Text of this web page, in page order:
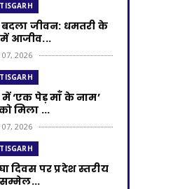
जीवन: धमतरी के
में आजीव...
2026
‘एक पेड़ माँ के नाम’
मिला ...
2026
दिवस पर प्रदेश स्तरीय